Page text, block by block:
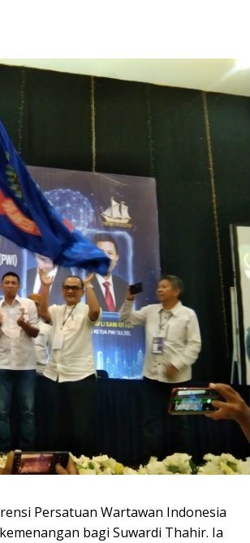
Persatuan Wartawan Indonesia
bagi Suwardi Thahir. Ia